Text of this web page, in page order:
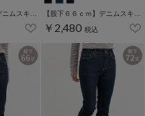
￥2,480 税込